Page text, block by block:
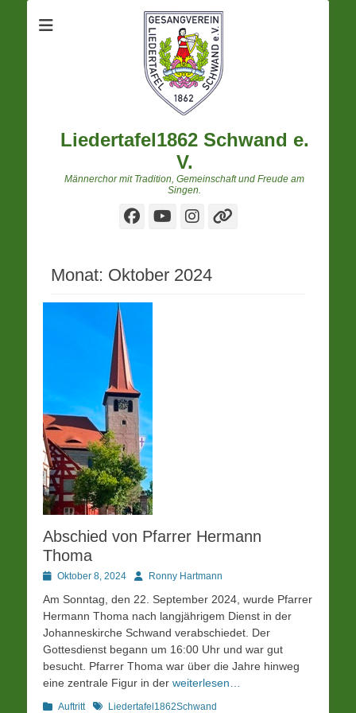
Liedertafel1862 Schwand e.
V.
Männerchor mit Tradition, Gemeinschaft und Freude am
Singen.
Facebook
YouTube
Instagram
Verknüpfung
Monat: Oktober 2024
Abschied von Pfarrer Hermann
Thoma
PostedOktober 8, 2024 AutorRonny Hartmann
Am Sonntag, den 22. September 2024, wurde Pfarrer
Hermann Thoma nach langjährigem Dienst in der
Johanneskirche Schwand verabschiedet. Der
Gottesdienst begann um 16:00 Uhr und war gut
besucht. Pfarrer Thoma war über die Jahre hinweg
eine zentrale Figur in der weiterlesen…
Kategorien
Auftritt Schlagworte
Liedertafel1862Schwand